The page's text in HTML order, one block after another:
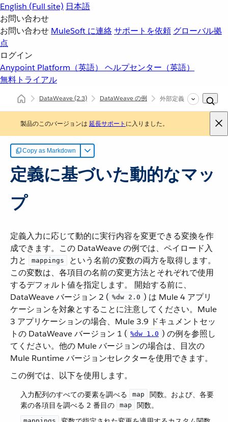
English (Full site) 日本語
お問い合わせ
お問い合わせ MuleSoft に連絡サポートを依頼 グローバル拠
点
ログイン
Anypoint Platform（英語） ヘルプセンター（英語）
無料トライアル
DataWeave(2.3) DataWeave の例 外部定義に基づくマップ
製品のこのバージョンは 延長サポート に入りました。
Copy as Markdown
定義に基づいた動的なマッ
プ
定義入力に応じて動的に実行内容を変更できる変換を作
成できます。この DataWeave の例では、ペイロード入
力と ​
mappings
​ という名前の変数の両方を取得します。
この変数は、各項目の名前の変更方法とそれぞれで使用
するデフォルト値を指定します。 開始する前に、
DataWeave バージョン 2 (​ %dw 2.0 ​) は Mule 4 アプリ
ケーションを対象とすることに注意してください。Mule
3 アプリケーションの場合、Mule 3.9 ドキュメントセッ
トの DataWeave バージョン 1 (​ %dw 1.0 ​) の例を参照し
てください。他の Mule バージョンの場合は、目次の
Mule Runtime バージョンセレクターを使用できます。
この例では、以下を使用します。
入力配列のすべての要素を調べる ​ map
​ 関数。および、各要
素の各項目を調べる 2 番目の ​
map ​ 関数。